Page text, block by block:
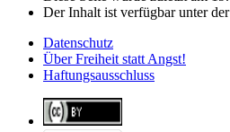
Der Inhalt ist verfügbar unter
Datenschutz
Über Freiheit statt Angst!
Haftungsausschluss